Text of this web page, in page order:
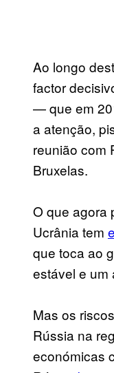
Ao longo
factor
— que em
a atenção,
reunião com
Bruxelas.
O que agora
Ucrânia tem
que toca ao
estável e um
Mas os
Rússia na
económicas